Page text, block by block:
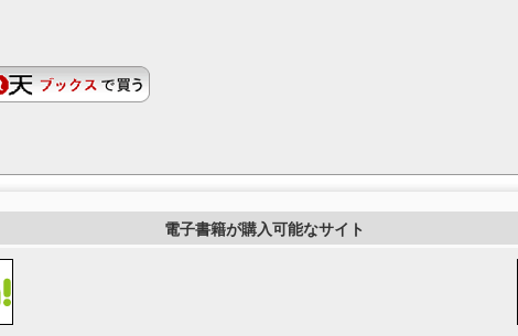
電子書籍が購入可能なサイト